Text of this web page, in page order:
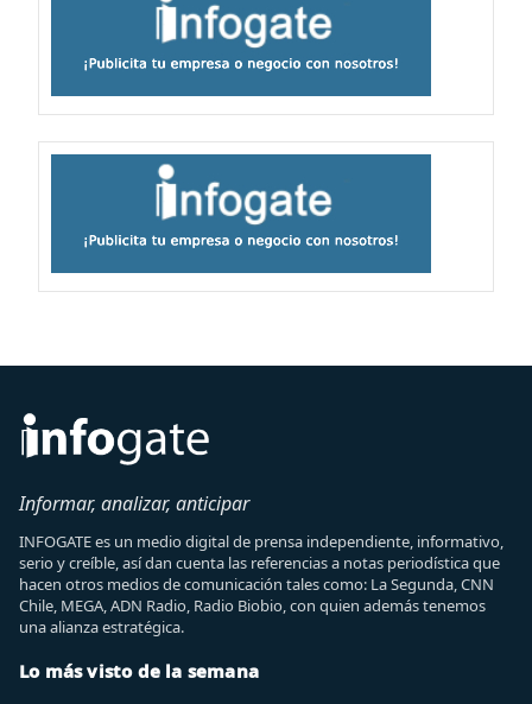
Informar, analizar, anticipar
INFOGATE es un medio digital de prensa independiente, informativo,
serio y creíble, así dan cuenta las referencias a notas periodística que
hacen otros medios de comunicación tales como: La Segunda, CNN
Chile, MEGA, ADN Radio, Radio Biobio, con quien además tenemos
una alianza estratégica.
Lo más visto de la semana